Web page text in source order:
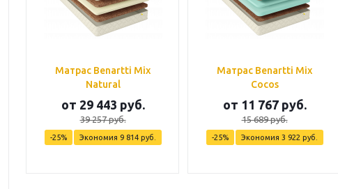
Матрас Benartti Mix
Natural
от 29 443 руб.
39 257 руб.
-25% Экономия 9 814 руб.
Матрас Benartti Mix
Cocos
от 11 767 руб.
15 689 руб.
-25% Экономия 3 922 руб.